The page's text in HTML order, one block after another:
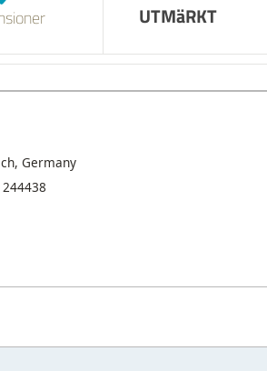
UTMäRKT
Germany